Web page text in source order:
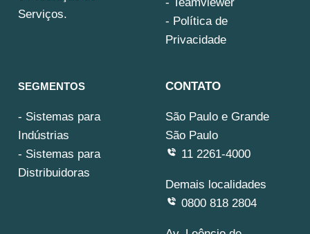
Serviços.
- Política de
Privacidade
SEGMENTOS
- Sistemas para
Indústrias
- Sistemas para
Distribuidoras
CONTATO
São Paulo e Grande
São Paulo
11 2261-4000
Demais localidades
0800 818 2804